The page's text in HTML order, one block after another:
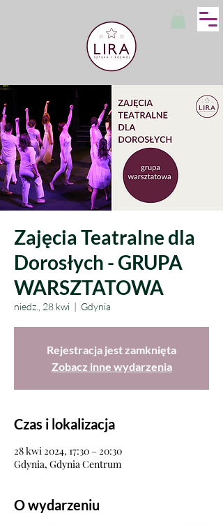
Zajęcia Teatralne dla
Dorosłych - GRUPA
WARSZTATOWA
niedz., 28 kwi
  |
Gdynia
Rejestracja jest zamknięta
Zobacz inne wydarzenia
Czas i lokalizacja
28 kwi 2024, 17:30 – 20:30
Gdynia, Gdynia Centrum
O wydarzeniu